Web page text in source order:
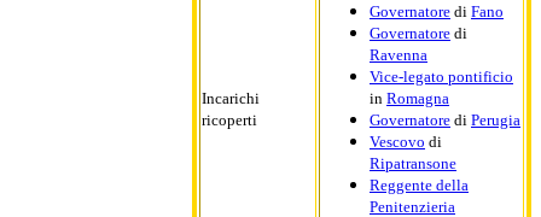
Incarichi
ricoperti
Governatore di Fano
Governatore di
Ravenna
Vice-legato pontificio
in Romagna
Governatore di Perugia
Vescovo di
Ripatransone
Reggente della
Penitenzieria